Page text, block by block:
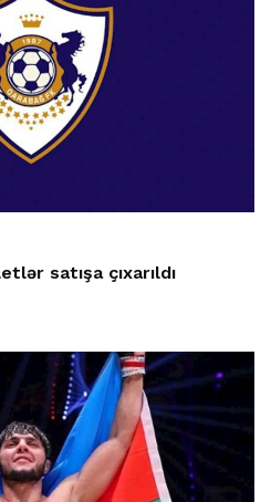
satışa çıxarıldı